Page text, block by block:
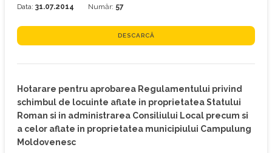
Data: 31.07.2014 Număr: 57
DESCARCĂ
Hotarare pentru aprobarea Regulamentului privind
schimbul de locuinte aflate in proprietatea Statului
Roman si in administrarea Consiliului Local precum si
a celor aflate in proprietatea municipiului Campulung
Moldovenesc